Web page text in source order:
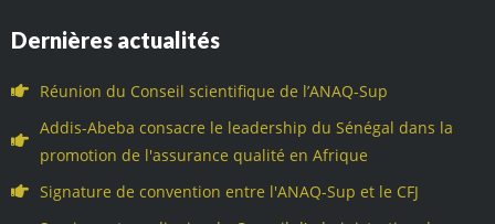
Dernières actualités
Réunion du Conseil scientifique de l’ANAQ-Sup
Addis-Abeba consacre le leadership du Sénégal dans la
promotion de l'assurance qualité en Afrique
Signature de convention entre l'ANAQ-Sup et le CFJ